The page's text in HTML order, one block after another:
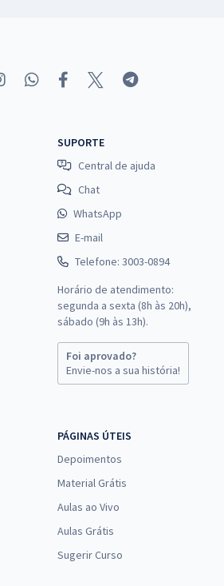
SUPORTE
Central de ajuda
Chat
WhatsApp
E-mail
Telefone: 3003-0894
Horário de atendimento:
segunda a sexta (8h às 20h),
sábado (9h às 13h).
Foi aprovado?
Envie-nos a sua história!
PÁGINAS ÚTEIS
Depoimentos
Material Grátis
Aulas ao Vivo
Aulas Grátis
Sugerir Curso